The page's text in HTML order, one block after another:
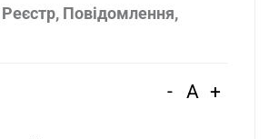
Повідомлення,
- A +